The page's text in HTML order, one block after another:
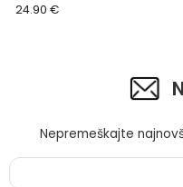
24.90 €
Nepremeškajte